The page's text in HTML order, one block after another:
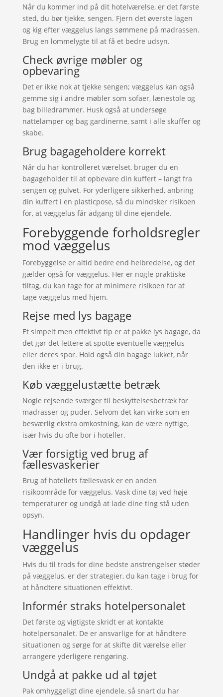
Når du kommer ind på dit hotelværelse, er det første
sted, du bør tjekke, sengen. Fjern det øverste lagen
og kig efter væggelus langs sømmene på madrassen.
Brug en lommelygte til at få et bedre udsyn.
Check øvrige møbler og
opbevaring
Det er ikke nok at tjekke sengen; væggelus kan også
gemme sig i andre møbler som sofaer, lænestole og
bag billedrammer. Husk også at undersøge
nattelamper og bag gardinerne, samt i alle skuffer og
skabe.
Brug bagageholdere korrekt
Når du har kontrolleret værelset, bruger du en
bagageholder til at opbevare din kuffert – langt fra
sengen og gulvet. For yderligere sikkerhed, anbring
din kuffert i en plasticpose, så du mindsker risikoen
for, at væggelus får adgang til dine ejendele.
Forebyggende forholdsregler
mod væggelus
Forebyggelse er altid bedre end helbredelse, og det
gælder også for væggelus. Her er nogle praktiske
tiltag, du kan tage for at minimere risikoen for at
tage væggelus med hjem.
Rejse med lys bagage
Et simpelt men effektivt tip er at pakke lys bagage, da
det gør det lettere at spotte eventuelle væggelus
eller deres spor. Hold også din bagage lukket, når
den ikke er i brug.
Køb væggelustætte betræk
Nogle rejsende sværger til beskyttelsesbetræk for
madrasser og puder. Selvom det kan virke som en
besværlig ekstra omkostning, kan de være nyttige,
især hvis du ofte bor i hoteller.
Vær forsigtig ved brug af
fællesvaskerier
Brug af hotellets fællesvask er en anden
risikoområde for væggelus. Vask dine tøj ved høje
temperaturer og undgå at lade dine ting stå uden
opsyn.
Handlinger hvis du opdager
væggelus
Hvis du til trods for dine bedste anstrengelser støder
på væggelus, er der strategier, du kan tage i brug for
at håndtere situationen effektivt.
Informér straks hotelpersonalet
Det første og vigtigste skridt er at kontakte
hotelpersonalet. De er ansvarlige for at håndtere
situationen og sørge for at skifte dit værelse eller
arrangere yderligere rengøring.
Undgå at pakke ud al tøjet
Pak omhyggeligt dine ejendele, så snart du har